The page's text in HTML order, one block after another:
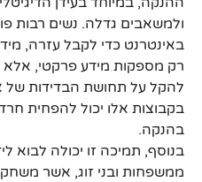
ולמשאבים גדלה. נשים רבות
באינטרנט כדי לקבל עזרה,
רק מספקות מידע פרקטי, אלא
להקל על תחושת הבדידות
בקבוצות אלו יכול להפחית
בהנקה.
בנוסף, תמיכה זו יכולה לבוא
ממשפחות ובני זוג, אשר